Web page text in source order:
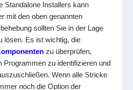
Standalone Installers kann
mit den oben genannten
sollten Sie in der Lage
lösen. Es ist wichtig, die
zu überprüfen,
Programmen zu identifizieren und
Wenn alle Stricke
noch die Option der